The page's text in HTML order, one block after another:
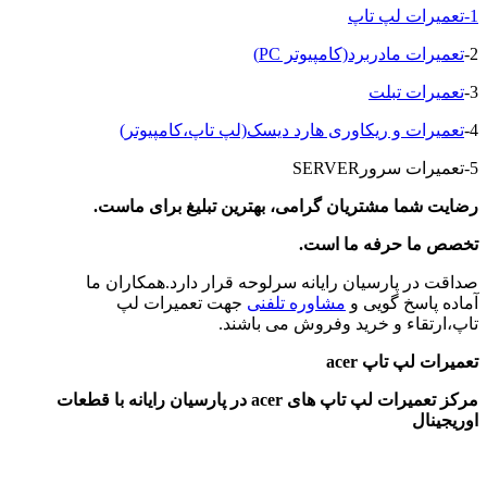
1-تعمیرات لپ تاپ
2- تعمیرات مادربرد(کامپیوتر PC)
3- تعمیرات تبلت
4- تعمیرات و ریکاوری هارد دیسک(لپ تاپ،کامپیوتر)
5-تعمیرات سرورSERVER
رضایت شما مشتریان گرامی، بهترین تبلیغ برای ماست.
تخصص ما حرفه ما است.
صداقت در پارسیان رایانه سرلوحه قرار دارد.همکاران ما
آماده پاسخ گویی و مشاوره تلفنی جهت تعمیرات لپ
تاپ،ارتقاء و خرید وفروش می باشند.
تعمیرات لپ تاپ
مرکز تعمیرات لپ تاپ های
acer در پارسیان رایانه با قطعات
اوریجینال